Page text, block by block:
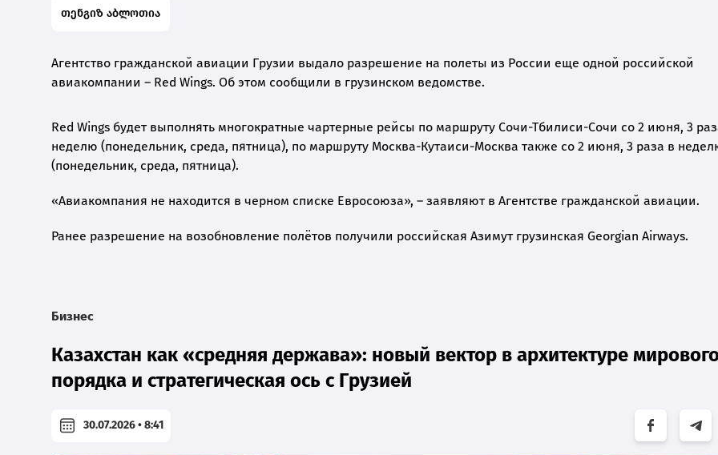
თენგიზ აბლოთია
Агентство гражданской авиации Грузии выдало разрешение на полеты из России еще одной российской
авиакомпании – Red Wings. Об этом сообщили в грузинском ведомстве.
Red Wings будет выполнять многократные чартерные рейсы по маршруту Сочи-Тбилиси-Сочи со 2 июня, 3
неделю (понедельник, среда, пятница), по маршруту Москва-Кутаиси-Москва также со 2 июня, 3 раза в
(понедельник, среда, пятница).
«Авиакомпания не находится в черном списке Евросоюза», – заявляют в Агентстве гражданской авиации.
Ранее разрешение на возобновление полётов получили российская Азимут грузинская Georgian Airways.
Бизнес
Казахстан как «средняя держава»: новый вектор в архитектуре
порядка и стратегическая ось с Грузией
30.07.2026 • 8:41